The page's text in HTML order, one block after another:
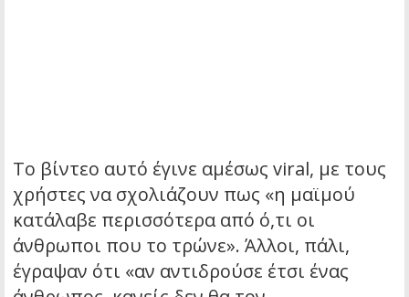
Το βίντεο αυτό έγινε αμέσως viral, με τους
χρήστες να σχολιάζουν πως «η μαϊμού
κατάλαβε περισσότερα από ό,τι οι
άνθρωποι που το τρώνε». Άλλοι, πάλι,
έγραψαν ότι «αν αντιδρούσε έτσι ένας